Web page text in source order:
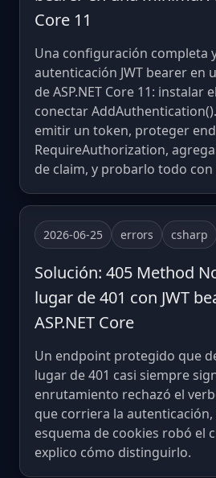
Core 11
Una configuración completa
autenticación JWT bearer en
de ASP.NET Core 11: instalar
conectar
emitir un token, proteger
RequireAuthorization,
de claim, y probarlo todo
2026-06-25 errors csharp
Solución: 405 Method
lugar de 401 con JWT
ASP.NET Core
Un endpoint protegido que
lugar de 401 casi siempre
enrutamiento rechazó el
que corriera la autenticación,
esquema de cookies robó el
explico cómo distinguirlo.